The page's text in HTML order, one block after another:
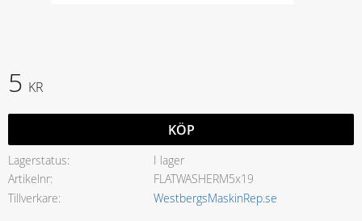
5 KR
KÖP
Lagerstatus
I lager
Artikelnr
FLATWASHERM5x19
Tillverkare
WestbergsMaskinRep.se